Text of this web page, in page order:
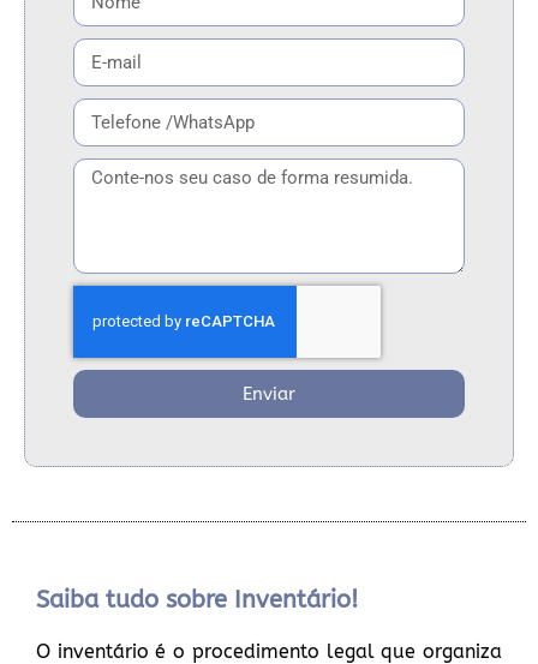
Enviar
Saiba tudo sobre Inventário!
O inventário é o procedimento legal que organiza